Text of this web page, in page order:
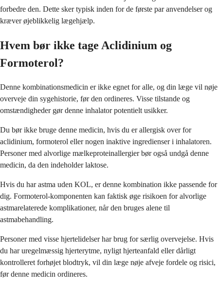
forbedre den. Dette sker typisk inden for de første par anvendelser og
kræver øjeblikkelig lægehjælp.
Hvem bør ikke tage Aclidinium og
Formoterol?
Denne kombinationsmedicin er ikke egnet for alle, og din læge vil nøje
overveje din sygehistorie, før den ordineres. Visse tilstande og
omstændigheder gør denne inhalator potentielt usikker.
Du bør ikke bruge denne medicin, hvis du er allergisk over for
aclidinium, formoterol eller nogen inaktive ingredienser i inhalatoren.
Personer med alvorlige mælkeproteinallergier bør også undgå denne
medicin, da den indeholder laktose.
Hvis du har astma uden KOL, er denne kombination ikke passende for
dig. Formoterol-komponenten kan faktisk øge risikoen for alvorlige
astmarelaterede komplikationer, når den bruges alene til
astmabehandling.
Personer med visse hjertelidelser har brug for særlig overvejelse. Hvis
du har uregelmæssig hjerterytme, nyligt hjerteanfald eller dårligt
kontrolleret forhøjet blodtryk, vil din læge nøje afveje fordele og risici,
før denne medicin ordineres.